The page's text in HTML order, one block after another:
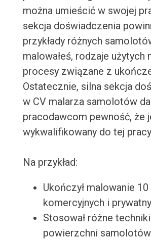
można umieścić w swojej
sekcja doświadczenia
przykłady różnych
malowałeś, rodzaje użytych
procesy związane z
Ostatecznie, silna sekcja
w CV malarza samolotów da
pracodawcom pewność, że
wykwalifikowany do tej
Na przykład:
Ukończył malowanie
komercyjnych i
Stosował różne
powierzchni